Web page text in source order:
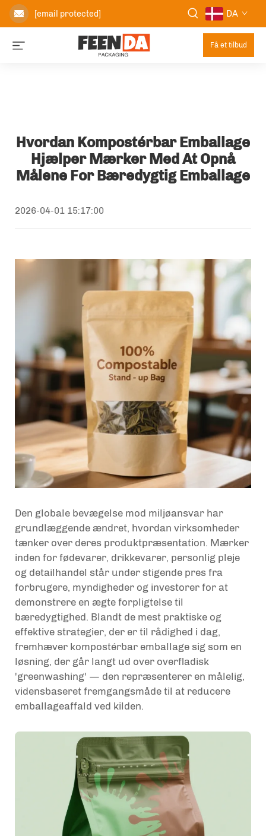
[email protected] DA
Få et tilbud
Hvordan Kompostérbar Emballage
Hjælper Mærker Med At Opnå
Målene For Bæredygtig Emballage
2026-04-01 15:17:00
Den globale bevægelse mod miljøansvar har
grundlæggende ændret, hvordan virksomheder
tænker over deres produktpræsentation. Mærker
inden for fødevarer, drikkevarer, personlig pleje
og detailhandel står under stigende pres fra
forbrugere, myndigheder og investorer for at
demonstrere en ægte forpligtelse til
bæredygtighed. Blandt de mest praktiske og
effektive strategier, der er til rådighed i dag,
fremhæver kompostérbar emballage sig som en
løsning, der går langt ud over overfladisk
'greenwashing' — den repræsenterer en målelig,
vidensbaseret fremgangsmåde til at reducere
emballageaffald ved kilden.